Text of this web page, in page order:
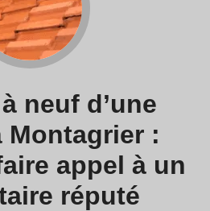
neuf d’une
Montagrier :
appel à un
réputé